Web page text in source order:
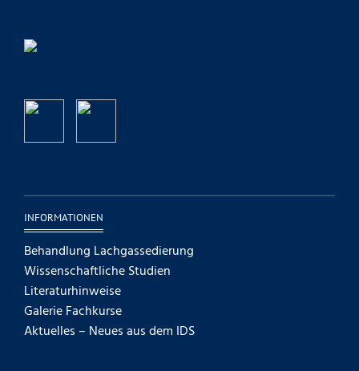
INFORMATIONEN
Behandlung Lachgassedierung
Wissenschaftliche Studien
Literaturhinweise
Galerie Fachkurse
Aktuelles – Neues aus dem IDS